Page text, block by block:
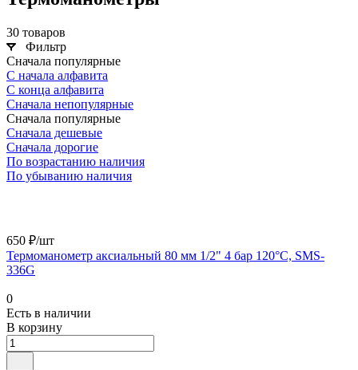
30 товаров
Фильтр
Сначала популярные
С начала алфавита
С конца алфавита
Сначала непопулярные
Сначала популярные
Сначала дешевые
Сначала дорогие
По возрастанию наличия
По убыванию наличия
650 ₽/шт
Термоманометр аксиальный 80 мм 1/2" 4 бар 120°С, SMS-
336G
0
Есть в наличии
В корзину